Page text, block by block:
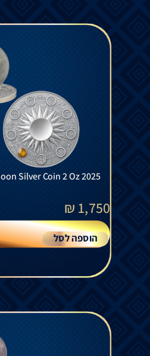
Silver Coin 2 Oz 2025
1,750
₪
הוספה לסל